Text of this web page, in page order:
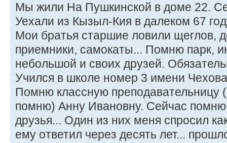
Мы жили На Пушкинской в доме 22.
Уехали из Кызыл-Кия в далеком 67
Мои братья старшие ловили щеглов,
приемники, самокаты... Помню парк,
небольшой и своих друзей.
Учился в школе номер 3 имени
Помню классную
помню) Анну Ивановну. Сейчас
друзья... Один из них меня спросил
ему ответил через десять лет...